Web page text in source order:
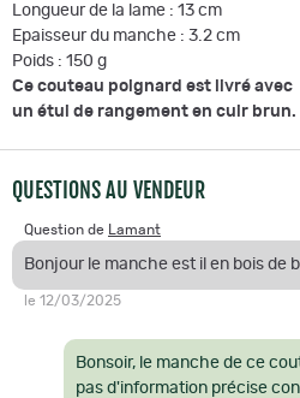
Longueur de la lame : 13 cm
Epaisseur du manche : 3.2 cm
Poids : 150 g
Ce couteau poignard est livré avec
un étui de rangement en cuir brun.
QUESTIONS AU VENDEUR
Question de Lamant
Bonjour le manche est il en bois de
le 12/03/2025
Bonsoir, le manche de ce
pas d'information précise